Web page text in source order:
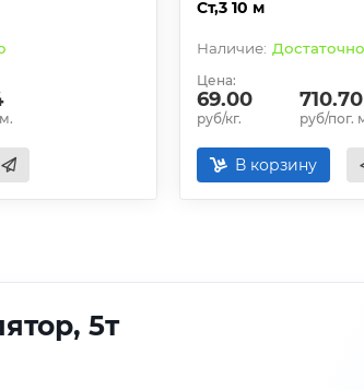
Ст,3 10 м
Достаточно
Цена:
69.00
руб/кг.
710.70
руб/пог.
В корзину
5т